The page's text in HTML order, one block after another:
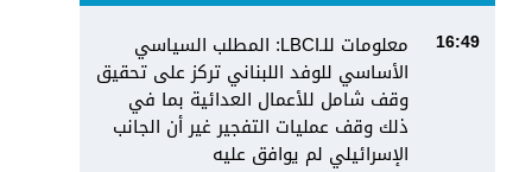
16:49
معلومات للـLBCI: المطلب السياسي
الأساسي للوفد اللبناني تركز على تحقيق
وقف شامل للأعمال العدائية بما في
ذلك وقف عمليات التفجير غير أن الجانب
الإسرائيلي لم يوافق عليه